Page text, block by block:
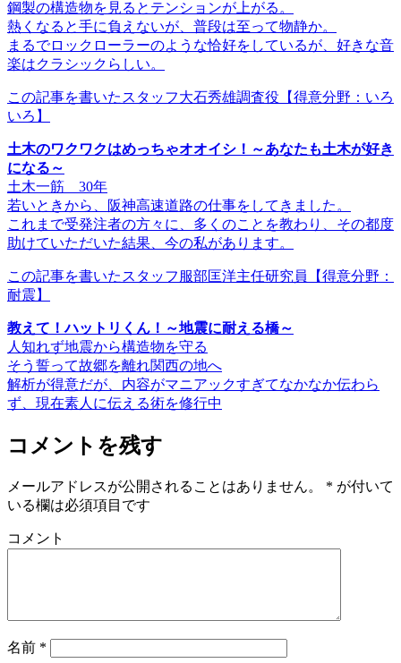
鋼製の構造物を見るとテンションが上がる。
熱くなると手に負えないが、普段は至って物静か。
まるでロックローラーのような恰好をしているが、好きな音
楽はクラシックらしい。
この記事を書いたスタッフ大石秀雄調査役 【得意分野：いろ
いろ】
土木のワクワクはめっちゃオオイシ！～あなたも土木が好き
になる～
土木一筋 30年
若いときから、阪神高速道路の仕事をしてきました。
これまで受発注者の方々に、多くのことを教わり、その都度
助けていただいた結果、今の私があります。
この記事を書いたスタッフ 服部匡洋主任研究員
【得意分野：
耐震】
教えて！ハットリくん！～地震に耐える橋～
人知れず地震から構造物を守る
そう誓って故郷を離れ関西の地へ
解析が得意だが、内容がマニアックすぎてなかなか伝わら
ず、現在素人に伝える術を修行中
コメントを残す
メールアドレスが公開されることはありません。 * が付いて
いる欄は必須項目です
コメント
名前 *